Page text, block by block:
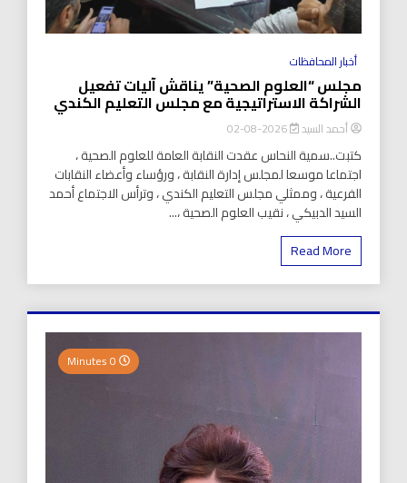
أخبار المحافظات
مجلس “العلوم الصحية” يناقش آليات تفعيل
الشراكة الاستراتيجية مع مجلس التعليم الكندي
أحمد السيد 2026-08-02
كتبت..سمية النحاس عقدت النقابة العامة للعلوم الصحية ،
اجتماعا موسعا لمجلس إدارة النقابة ، ورؤساء وأعضاء النقابات
الفرعية ، وممثلي مجلس التعليم الكندي ، وترأس الاجتماع أحمد
السيد الدبيكي ، نقيب العلوم الصحية ،...
Read More